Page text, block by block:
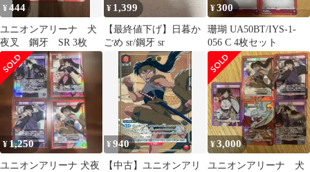
¥444
ユニオンアリーナ 犬
夜叉 鋼牙 SR 3枚
¥ 1,399
【最終値下げ】日暮か
ごめ sr/鋼牙 sr
¥300
珊瑚 UA50BT/IYS-1-
056 C 4枚セット
¥ 1,250
ユニオンアリーナ 犬夜
¥940
【中古】ユニオンアリ
¥3,000
ユニオンアリーナ 犬